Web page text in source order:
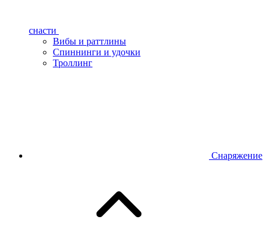
снасти
Вибы и раттлины
Спиннинги и удочки
Троллинг
Снаряжение